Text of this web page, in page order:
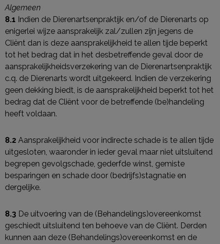
Algemeen
8.1 Indien de Dierenartsenpraktijk en/of de Dierenarts op
enigerlei wijze aansprakelijk zal/zullen zijn jegens de
Cliënt dan is deze aansprakelijkheid te allen tijde beperkt
tot het bedrag dat in het desbetreffende geval door de
aansprakelijkheidsverzekering van de Dierenartsenpraktijk
c.q. de Dierenarts wordt uitgekeerd. Indien de verzekering
geen dekking biedt, is de aansprakelijkheid beperkt tot het
bedrag dat de Cliënt voor de betreffende (be)handeling
heeft voldaan.
8.2 Aansprakelijkheid voor indirecte schade is te allen tijde
uitgesloten, waaronder in ieder geval maar niet uitsluitend
begrepen gevolgschade, gederfde winst, gemiste
besparingen en schade door (bedrijfs)stagnatie en
dergelijke.
8.3 De uitvoering van de (Behandelings)overeenkomst
geschiedt uitsluitend ten behoeve van de Cliënt. Derden
kunnen aan deze (Behandelings)overeenkomst en de